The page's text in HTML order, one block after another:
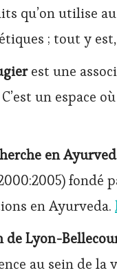
qu’on utilise
; tout y
est une
un espace
en
en Ayurveda.
Lyon-
au sein de